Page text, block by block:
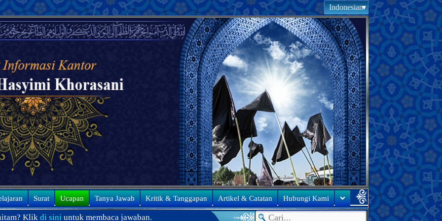
Indonesian
Surat Ucapan Tanya Jawab Kritik & Tanggapan Artikel & Catatan Hubungi Kami
untuk membaca jawaban. ●